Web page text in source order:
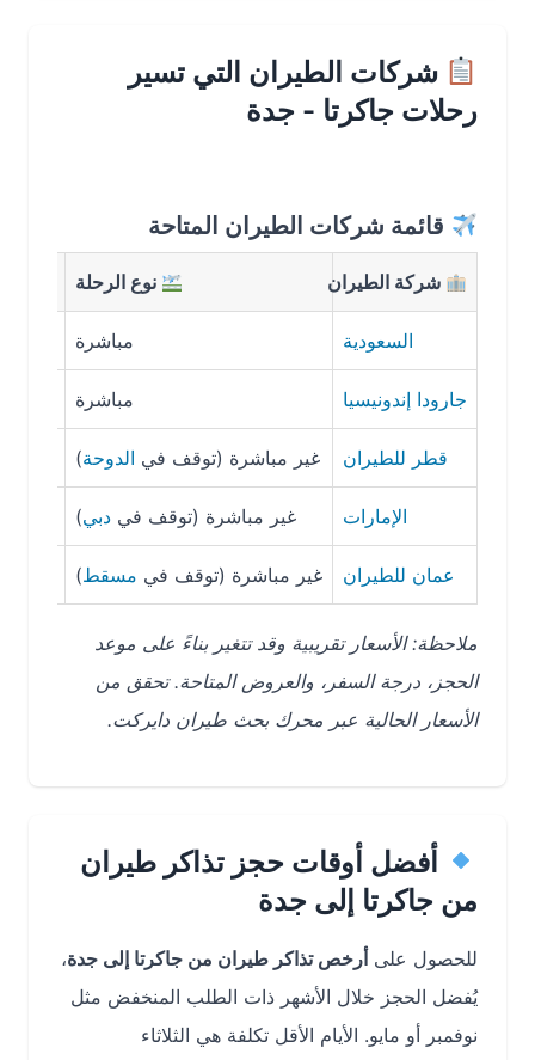
شركات الطيران التي تسير
رحلات جاكرتا - جدة
قائمة شركات الطيران المتاحة
شركة الطيران نوع الرحلة
السعودية مباشرة 9 ساعات و25 دقيقة
جارودا إندونيسيا مباشرة 9 ساعات و30 دقيقة
قطر للطيران غير مباشرة (توقف فيالدوحة) 12 ساعة و50 دقيقة
الإمارات غير مباشرة (توقف فيدبي)
عمان للطيران غير مباشرة (توقف فيمسقط) 16 ساعة و55 دقيقة
ملاحظة: الأسعار تقريبية وقد تتغير بناءً على موعد
الحجز، درجة السفر، والعروض المتاحة. تحقق من
الأسعار الحالية عبر محرك بحث طيران دايركت.
أفضل أوقات حجز تذاكر طيران
من جاكرتا إلى جدة
للحصول علىأرخص تذاكر طيران من جاكرتا إلى جدة،
يُفضل الحجز خلال الأشهر ذات الطلب المنخفض مثل
نوفمبر أو مايو. الأيام الأقل تكلفة هي الثلاثاء